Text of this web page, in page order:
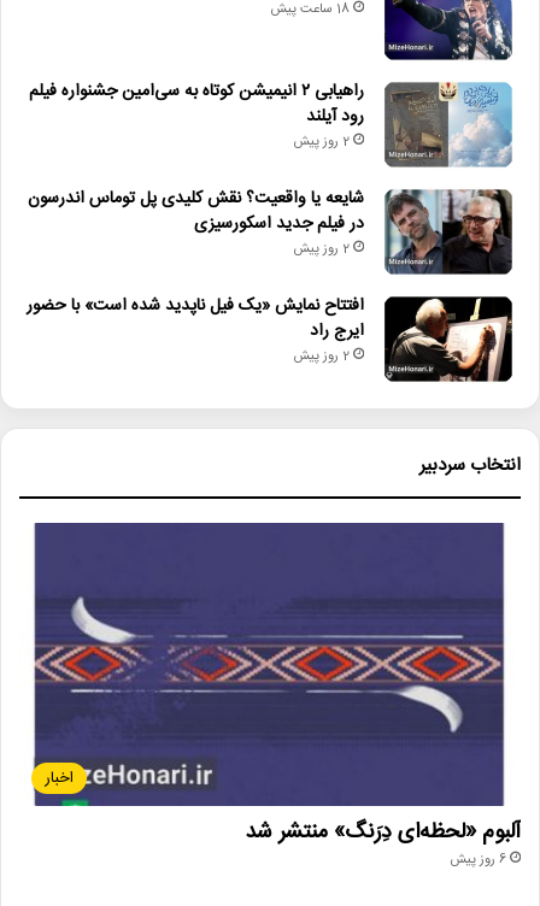
18 ساعت پیش
راهیابی ۲ انیمیشن کوتاه به سی‌امین جشنواره فیلم
رود آیلند
2 روز پیش
شایعه یا واقعیت؟ نقش کلیدی پل توماس اندرسون
در فیلم جدید اسکورسیزی
2 روز پیش
افتتاح نمایش «یک فیل ناپدید شده است» با حضور
ایرج راد
2 روز پیش
انتخاب سردبیر
اخبار
آلبوم «لحظه‌ای دِرَنگ» منتشر شد
6 روز پیش